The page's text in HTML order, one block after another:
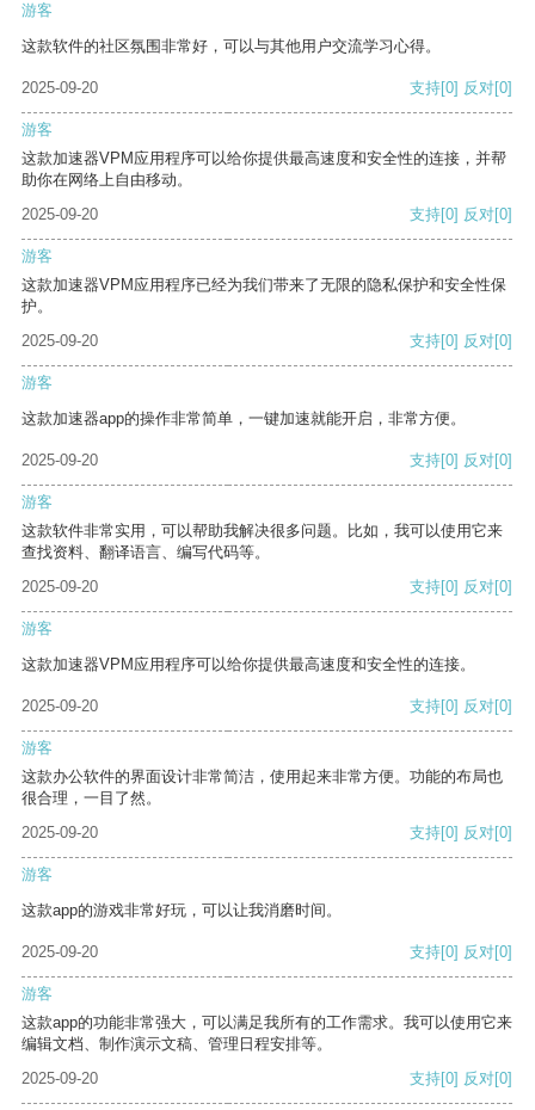
游客
这款软件的社区氛围非常好，可以与其他用户交流学习心得。
2025-09-20 支持[0] 反对[0]
游客
这款加速器VPM应用程序可以给你提供最高速度和安全性的连接，并帮
助你在网络上自由移动。
2025-09-20
支持[0] 反对[0]
游客
这款加速器VPM应用程序已经为我们带来了无限的隐私保护和安全性保
护。
2025-09-20
支持[0] 反对[0]
游客
这款加速器app的操作非常简单，一键加速就能开启，非常方便。
2025-09-20 支持[0] 反对[0]
游客
这款软件非常实用，可以帮助我解决很多问题。比如，我可以使用它来
查找资料、翻译语言、编写代码等。
2025-09-20
支持[0] 反对[0]
游客
这款加速器VPM应用程序可以给你提供最高速度和安全性的连接。
2025-09-20 支持[0] 反对[0]
游客
这款办公软件的界面设计非常简洁，使用起来非常方便。功能的布局也
很合理，一目了然。
2025-09-20
支持[0] 反对[0]
游客
这款app的游戏非常好玩，可以让我消磨时间。
2025-09-20 支持[0] 反对[0]
游客
这款app的功能非常强大，可以满足我所有的工作需求。我可以使用它来
编辑文档、制作演示文稿、管理日程安排等。
2025-09-20
支持[0] 反对[0]